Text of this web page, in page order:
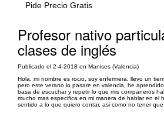
Pide Precio Gratis
Profesor nativo
clases de inglés
Publicado el 2-4-2018 en Manises (Valencia)
Hola, mi nombre es rocio, soy enfermera, llevo un
pero este verano lo pasare en valencia, he
basa de escuchar y repetir lo que mis companeros
mucho mas especifica en mi manera de hablar en el
sentido a lo que quiero contar, asi como no tener que